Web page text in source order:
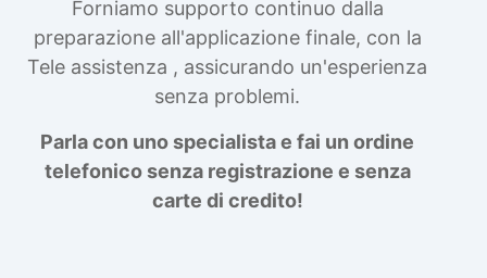
Forniamo supporto continuo dalla
preparazione all'applicazione finale, con la
Tele assistenza , assicurando un'esperienza
senza problemi.
Parla con uno specialista e fai un ordine
telefonico senza registrazione e senza
carte di credito!